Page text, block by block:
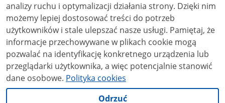
analizy ruchu i optymalizacji działania strony. Dzięki nim
możemy lepiej dostosować treści do potrzeb
użytkowników i stale ulepszać nasze usługi. Pamiętaj, że
informacje przechowywane w plikach cookie mogą
pozwalać na identyfikację konkretnego urządzenia lub
przeglądarki użytkownika, a więc potencjalnie stanowić
dane osobowe. Polityka cookies
Odrzuć